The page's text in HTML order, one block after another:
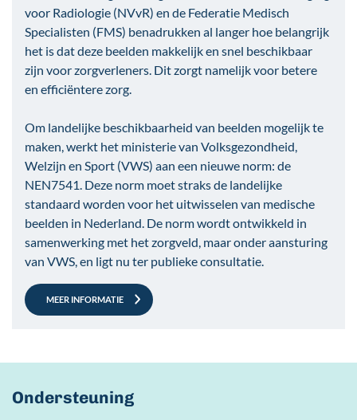
voor Radiologie (NVvR) en de Federatie Medisch
Specialisten (FMS) benadrukken al langer hoe belangrijk
het is dat deze beelden makkelijk en snel beschikbaar
zijn voor zorgverleners. Dit zorgt namelijk voor betere
en efficiëntere zorg.
Om landelijke beschikbaarheid van beelden mogelijk te
maken, werkt het ministerie van Volksgezondheid,
Welzijn en Sport (VWS) aan een nieuwe norm: de
NEN7541. Deze norm moet straks de landelijke
standaard worden voor het uitwisselen van medische
beelden in Nederland. De norm wordt ontwikkeld in
samenwerking met het zorgveld, maar onder aansturing
van VWS, en ligt nu ter publieke consultatie.
MEER INFORMATIE
Ondersteuning